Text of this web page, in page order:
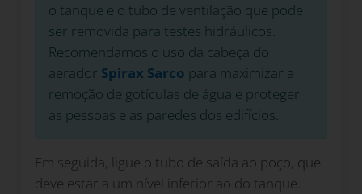
o tanque e o tubo de ventilação que pode
ser removida para testes hidráulicos.
Recomendamos o uso da cabeça do
aerador Spirax Sarco para maximizar a
remoção de gotículas de água e proteger
as pessoas e as paredes dos edifícios.
Em seguida, ligue o tubo de saída ao poço, que
deve estar a um nível inferior ao do tanque.